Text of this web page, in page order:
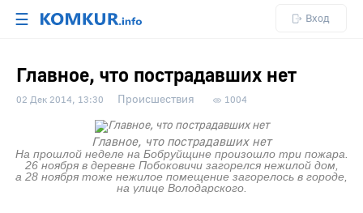
☰ Вход
Главное, что пострадавших нет
02 Дек 2014, 13:30 Происшествия 1004
Главное, что пострадавших нет
На прошлой неделе на Бобруйщине произошло три пожара.
26 ноября в деревне Побоковичи загорелся нежилой дом,
а 28 ноября тоже нежилое помещение загорелось в городе,
на улице Володарского.